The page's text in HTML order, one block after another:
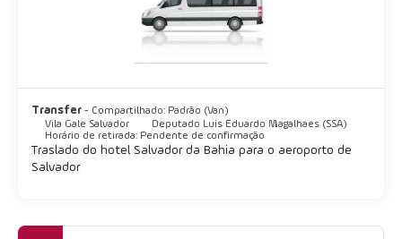
Transfer - Compartilhado: Padrão (Van)
Vila Gale Salvador
Deputado Luis Eduardo Magalhaes (SSA)
Horário de retirada: Pendente de confirmação
Traslado do hotel Salvador da Bahia para o aeroporto de
Salvador